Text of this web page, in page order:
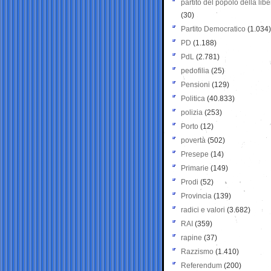
partito del popolo della
(30)
Partito Democratico (1.034)
PD (1.188)
PdL (2.781)
pedofilia (25)
Pensioni (129)
Politica (40.833)
polizia (253)
Porto (12)
povertà (502)
Presepe (14)
Primarie (149)
Prodi (52)
Provincia (139)
radici e valori (3.682)
RAI (359)
rapine (37)
Razzismo (1.410)
Referendum (200)